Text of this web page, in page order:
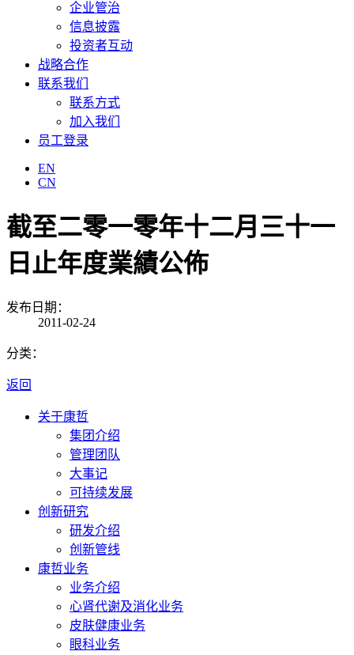
企业管治
信息披露
投资者互动
战略合作
联系我们
联系方式
加入我们
员工登录
EN
CN
截至二零一零年十二月三十一
日止年度業績公佈
发布日期：
2011-02-24
分类：
返回
关于康哲
集团介绍
管理团队
大事记
可持续发展
创新研究
研发介绍
创新管线
康哲业务
业务介绍
心肾代谢及消化业务
皮肤健康业务
眼科业务